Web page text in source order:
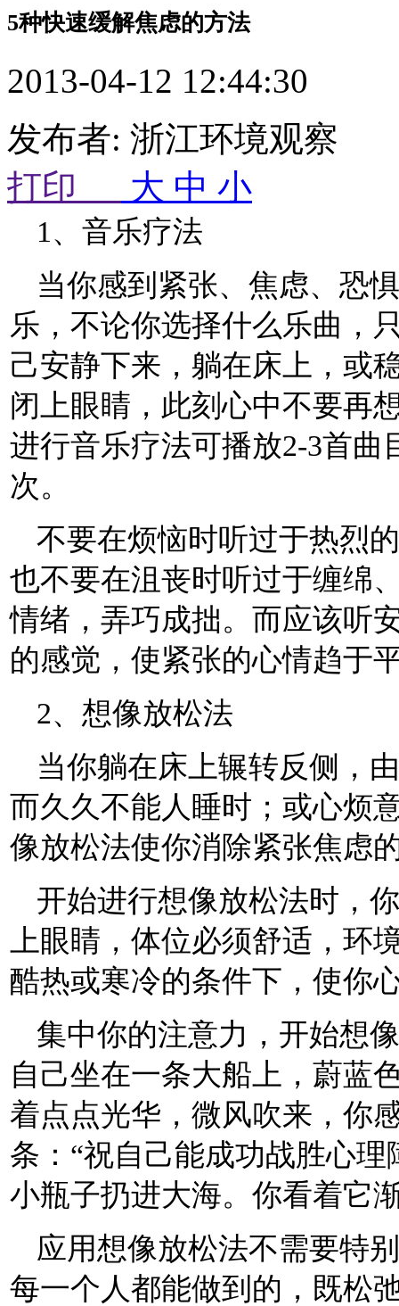
5种快速缓解焦虑的方法
2013-04-12 12:44:30
发布者: 浙江环境观察
打印
大 中 小
1、音乐疗法
当你感到紧张、焦虑、恐
乐，不论你选择什么乐曲，
己安静下来，躺在床上，或
闭上眼睛，此刻心中不要再
进行音乐疗法可播放2-3首曲
次。
不要在烦恼时听过于热烈
也不要在沮丧时听过于缠绵
情绪，弄巧成拙。而应该听
的感觉，使紧张的心情趋于
2、想像放松法
当你躺在床上辗转反侧，
而久久不能人睡时；或心烦
像放松法使你消除紧张焦虑
开始进行想像放松法时，
上眼睛，体位必须舒适，环
酷热或寒冷的条件下，使你
集中你的注意力，开始想
自己坐在一条大船上，蔚蓝
着点点光华，微风吹来，你
条：“祝自己能成功战胜心
小瓶子扔进大海。你看着
应用想像放松法不需要特
每一个人都能做到的，既松